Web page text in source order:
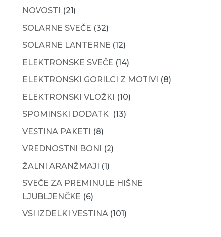
NOVOSTI
(21)
SOLARNE SVEČE (32)
SOLARNE LANTERNE (12)
ELEKTRONSKE SVEČE (14)
ELEKTRONSKI GORILCI Z MOTIVI (8)
ELEKTRONSKI VLOŽKI (10)
SPOMINSKI DODATKI (13)
VESTINA PAKETI
(8)
VREDNOSTNI BONI
(2)
ŽALNI ARANŽMAJI
(1)
SVEČE ZA PREMINULE HIŠNE
LJUBLJENČKE (6)
VSI IZDELKI VESTINA (101)